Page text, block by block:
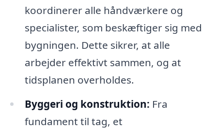
koordinerer alle håndværkere og
specialister, som beskæftiger sig med
bygningen. Dette sikrer, at alle
arbejder effektivt sammen, og at
tidsplanen overholdes.
Byggeri og konstruktion: Fra
fundament til tag, et